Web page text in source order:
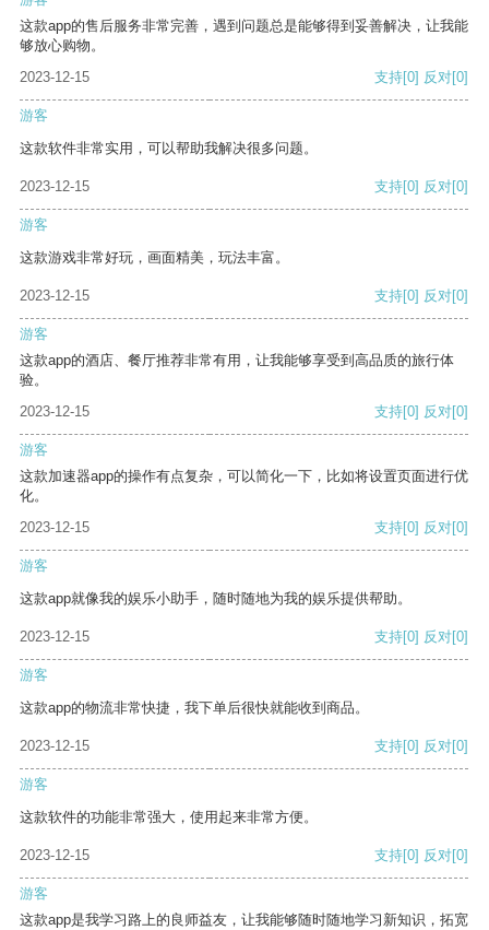
这款app的售后服务非常完善，遇到问题总是能够得到妥善解决，让我能
够放心购物。
2023-12-15
支持[0] 反对[0]
游客
这款软件非常实用，可以帮助我解决很多问题。
2023-12-15 支持[0] 反对[0]
游客
这款游戏非常好玩，画面精美，玩法丰富。
2023-12-15 支持[0] 反对[0]
游客
这款app的酒店、餐厅推荐非常有用，让我能够享受到高品质的旅行体
验。
2023-12-15
支持[0] 反对[0]
游客
这款加速器app的操作有点复杂，可以简化一下，比如将设置页面进行优
化。
2023-12-15
支持[0] 反对[0]
游客
这款app就像我的娱乐小助手，随时随地为我的娱乐提供帮助。
2023-12-15 支持[0] 反对[0]
游客
这款app的物流非常快捷，我下单后很快就能收到商品。
2023-12-15 支持[0] 反对[0]
游客
这款软件的功能非常强大，使用起来非常方便。
2023-12-15 支持[0] 反对[0]
游客
这款app是我学习路上的良师益友，让我能够随时随地学习新知识，拓宽